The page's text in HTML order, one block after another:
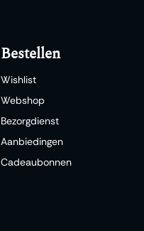
Bestellen
Wishlist
Webshop
Bezorgdienst
Aanbiedingen
Cadeaubonnen